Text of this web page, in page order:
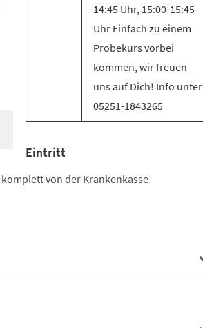
14:45 Uhr, 15:00-15:45
Uhr Einfach zu einem
Probekurs vorbei
kommen, wir freuen
uns auf Dich! Info unter
05251-1843265
Eintritt
von der Krankenkasse